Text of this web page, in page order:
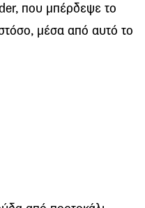
που μπέρδεψε το
μέσα από αυτό το